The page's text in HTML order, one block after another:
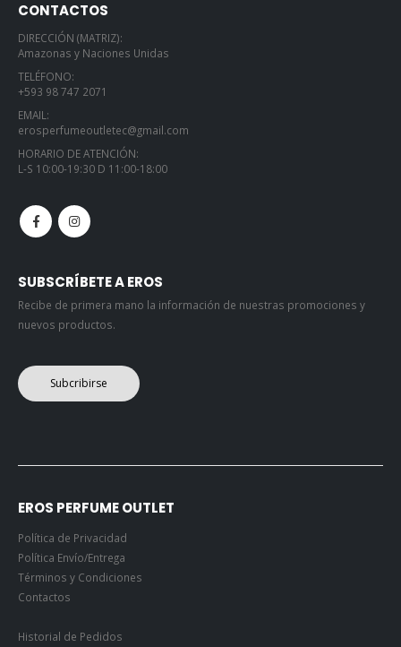
CONTACTOS
DIRECCIÓN (MATRIZ):
Amazonas y Naciones Unidas
TELÉFONO:
+593 98 747 2071
EMAIL:
erosperfumeoutletec@gmail.com
HORARIO DE ATENCIÓN:
L-S 10:00-19:30 D 11:00-18:00
SUBSCRÍBETE A EROS
Recibe de primera mano la información de nuestras promociones y
nuevos productos.
Subcribirse
EROS PERFUME OUTLET
Política de Privacidad
Política Envío/Entrega
Términos y Condiciones
Contactos
Historial de Pedidos